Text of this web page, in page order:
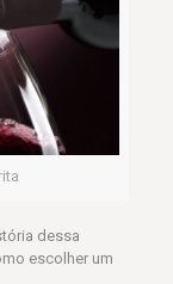
dessa
escolher um